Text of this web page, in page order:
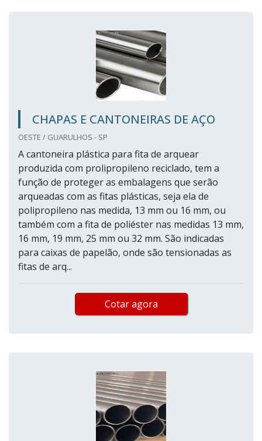
CHAPAS E CANTONEIRAS DE AÇO
OESTE / GUARULHOS - SP
A cantoneira plástica para fita de arquear
produzida com prolipropileno reciclado, tem a
função de proteger as embalagens que serão
arqueadas com as fitas plásticas, seja ela de
polipropileno nas medida, 13 mm ou 16 mm, ou
também com a fita de poliéster nas medidas 13 mm,
16 mm, 19 mm, 25 mm ou 32 mm. São indicadas
para caixas de papelão, onde são tensionadas as
fitas de arq...
Cotar agora